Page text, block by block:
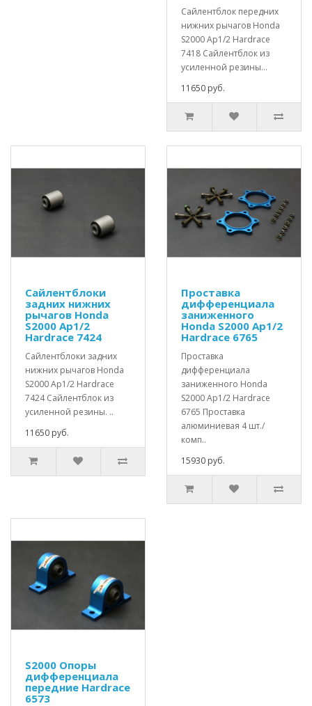
Сайлентблок передних
нижних рычагов Honda
S2000 Ap1/2 Hardrace
7418 Сайлентблок из
усиленной резины...
11650 руб.
Сайлентблоки
задних нижних
рычагов Honda
S2000 Ap1/2
Hardrace 7424
Сайлентблоки задних
нижних рычагов Honda
S2000 Ap1/2 Hardrace
7424 Сайлентблок из
усиленной резины. ..
11650 руб.
Проставка
дифференциала
заниженного
Honda S2000 Ap1/2
Hardrace 6765
Проставка
дифференциала
заниженного Honda
S2000 Ap1/2 Hardrace
6765 Проставка
алюминиевая 4 шт./
комп..
15930 руб.
S2000 Опоры
дифференциала
передние Hardrace
6573